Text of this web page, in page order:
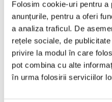
Folosim cookie-uri pentru
anunțurile, pentru a oferi
a analiza traficul. De
rețele sociale, de
privire la modul în care
pot combina cu alte
în urma folosirii serviciilor
B5
Thrill Me
Gen:Rock
Stil:Hard Rock, Glam
An Lansare:1989
Informatii conformitate produs
Review-uri(0)